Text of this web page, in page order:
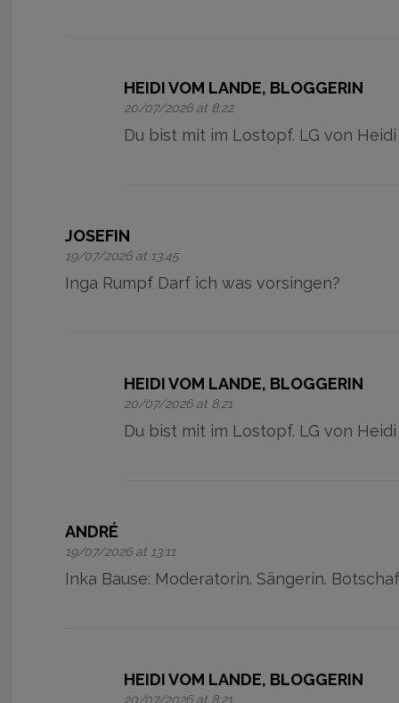
HEIDI VOM LANDE, BLOGGERIN
20/07/2026 at 8:22
Du bist mit im Lostopf. LG von Heidi
JOSEFIN
19/07/2026 at 13:45
Inga Rumpf Darf ich was vorsingen?
HEIDI VOM LANDE, BLOGGERIN
20/07/2026 at 8:21
Du bist mit im Lostopf. LG von Heidi
ANDRÉ
19/07/2026 at 13:11
Inka Bause: Moderatorin. Sängerin.
HEIDI VOM LANDE, BLOGGERIN
20/07/2026 at 8:21